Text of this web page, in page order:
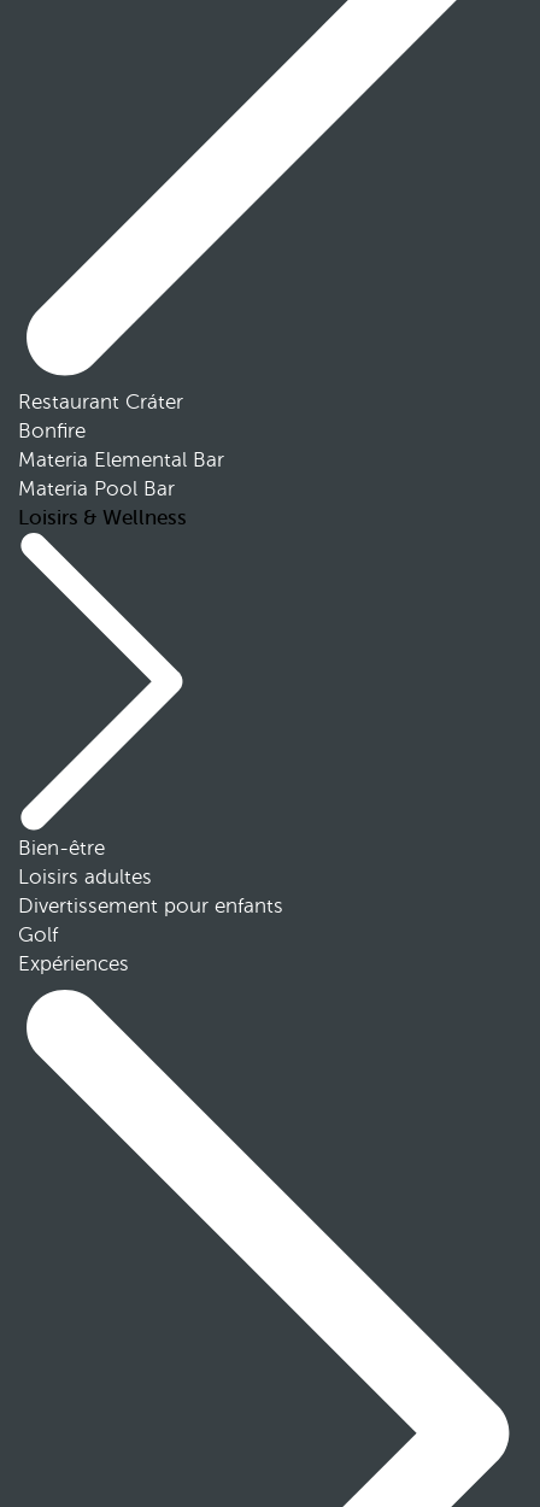
Restaurant Cráter
Bonfire
Materia Elemental Bar
Materia Pool Bar
Loisirs & Wellness
Bien-être
Loisirs adultes
Divertissement pour enfants
Golf
Expériences